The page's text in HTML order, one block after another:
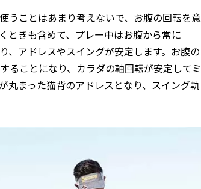
うことはあまり考えないで、お腹の回転を意
ときも含めて、プレー中はお腹から常に
、アドレスやスイングが安定します。お腹の
ることになり、カラダの軸回転が安定してミ
丸まった猫背のアドレスとなり、スイング軌